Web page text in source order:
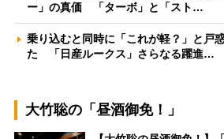
ー」の真価 「ターボ」と「スト…
乗り込むと同時に「これが軽？」と戸
た 「日産ルークス」さらなる躍進…
大竹聡の「昼酒御免！」